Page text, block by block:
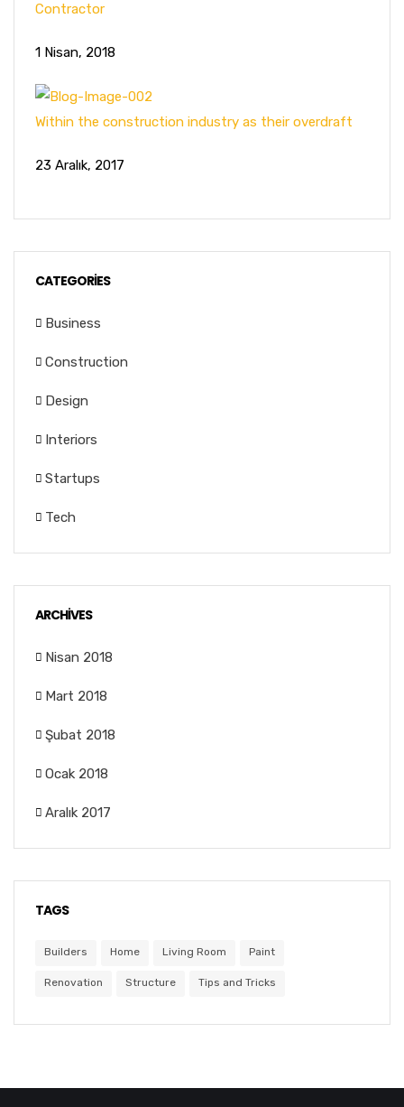
Contractor
1 Nisan, 2018
Within the construction industry as their overdraft
23 Aralık, 2017
CATEGORIES
Business
Construction
Design
Interiors
Startups
Tech
ARCHIVES
Nisan 2018
Mart 2018
Şubat 2018
Ocak 2018
Aralık 2017
TAGS
Builders Home Living Room Paint
Renovation Structure Tips and Tricks